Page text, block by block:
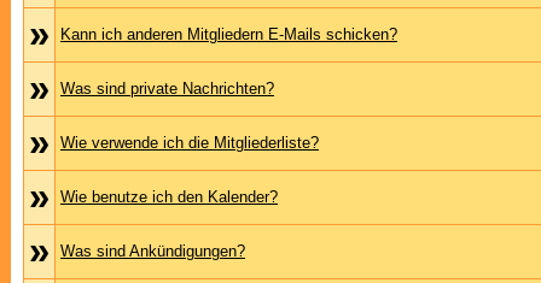
» Kann ich anderen Mitgliedern E-Mails schicken?
» Was sind private Nachrichten?
» Wie verwende ich die Mitgliederliste?
» Wie benutze ich den Kalender?
» Was sind Ankündigungen?